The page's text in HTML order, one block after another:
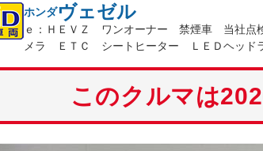
ホンダヴェゼル
ｅ：ＨＥＶＺ ワンオーナー 禁煙車 当社点
メラ ＥＴＣ シートヒーター ＬＥＤヘッド
このクルマは